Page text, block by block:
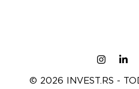
© 2026 INVEST.RS -